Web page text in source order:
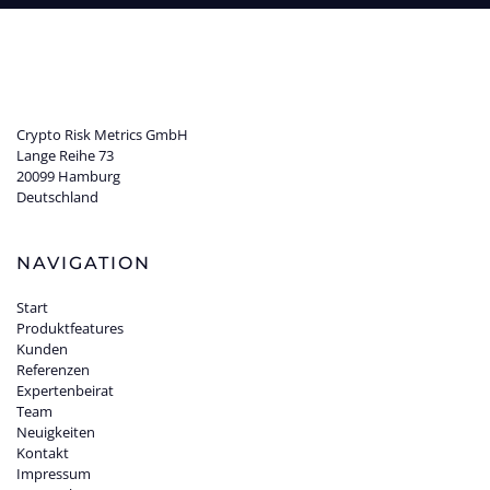
Crypto Risk Metrics GmbH
Lange Reihe 73
20099 Hamburg
Deutschland
NAVIGATION
Start
Produktfeatures
Kunden
Referenzen
Expertenbeirat
Team
Neuigkeiten
Kontakt
Impressum